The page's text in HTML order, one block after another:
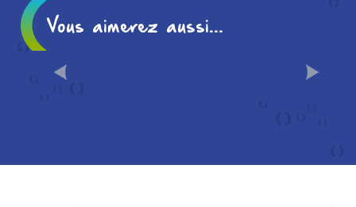
Vous aimerez aussi...